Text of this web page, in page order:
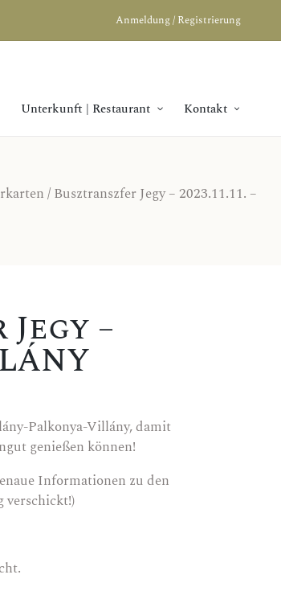
Anmeldung / Registrierung
Unterkunft | Restaurant Kontakt
/ Busztranszfer Jegy – 2023.11.11. –
–
Palkonya-Villány, damit
genießen können!
Informationen zu den
verschickt!)